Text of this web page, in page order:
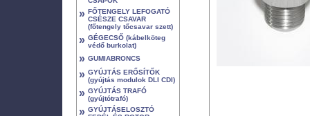
» FŐTENGELY LEFOGATÓ
CSÉSZE CSAVAR
(főtengely tőcsavar szett)
» GÉGECSŐ (kábelköteg
védő burkolat)
» GUMIABRONCS
» GYÚJTÁS ERŐSÍTŐK
(gyújtás modulok DLI CDI)
» GYÚJTÁS TRAFÓ
(gyújtótrafó)
» GYÚJTÁSELOSZTÓ